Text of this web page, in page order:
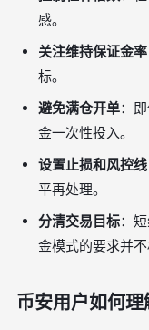
感。
关注维持保证金率
标。
避免满仓开单：
金一次性投入。
设置止损和风控线
平再处理。
分清交易目标：
金模式的要求并不
币安用户如何